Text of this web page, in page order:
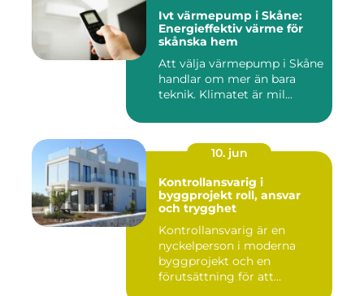
Ivt värmepump i Skåne:
Energieffektiv värme för
skånska hem
Att välja värmepump i Skåne
handlar om mer än bara
teknik. Klimatet är mil...
10. jun
Kontrollansvarig i
byggprojekt roll, ansvar
och trygghet
Kontrollansvarig är en
nyckelperson i moderna
byggprojekt och en
förutsättning för att